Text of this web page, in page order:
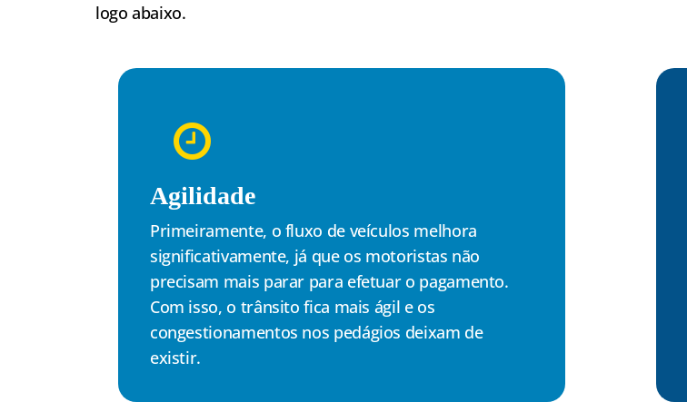
logo abaixo.
Agilidade
Primeiramente, o fluxo de veículos melhora
significativamente, já que os motoristas não
precisam mais parar para efetuar o pagamento.
Com isso, o trânsito fica mais ágil e os
congestionamentos nos pedágios deixam de
existir.